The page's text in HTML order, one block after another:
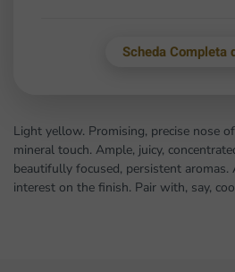
Scheda Completa
Light yellow. Promising, precise nose
mineral touch. Ample, juicy,
beautifully focused, persistent aromas.
interest on the finish. Pair with, say,